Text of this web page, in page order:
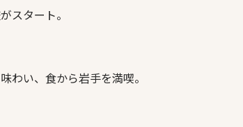
スタート。
い、食から岩手を満喫。